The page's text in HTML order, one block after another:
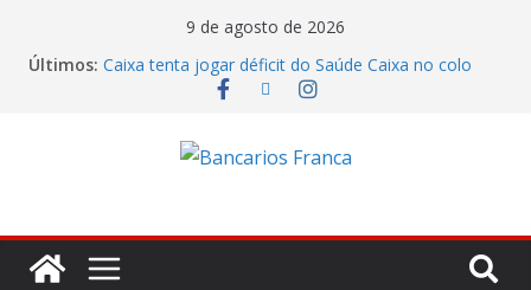
9 de agosto de 2026
Últimos: Caixa tenta jogar déficit do Saúde Caixa no colo
dos empregados e enfrenta rejeição na mesa
7,05 bilhões no segundo trimestre
Itaú atende cobrança da CONTEC e garante
de R$ 275 milhões
Banco do Brasil trava debate econômico e
condiciona avanços à decisão da Fenaban